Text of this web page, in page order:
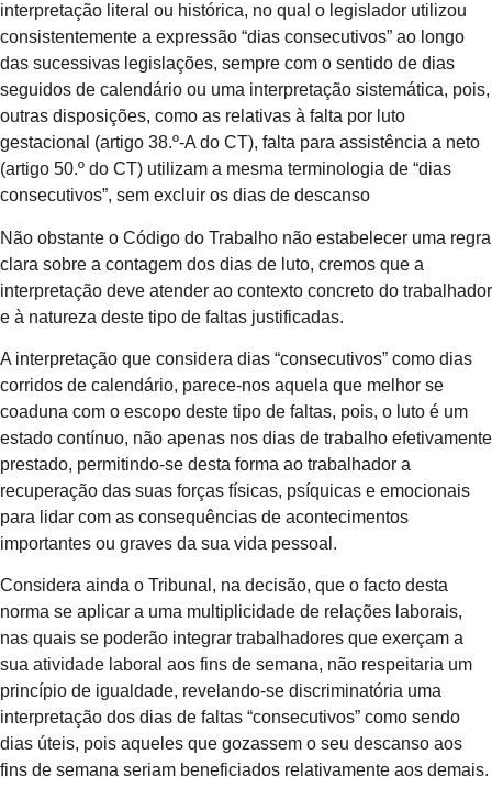
interpretação literal ou histórica, no qual o legislador utilizou
consistentemente a expressão “dias consecutivos” ao longo
das sucessivas legislações, sempre com o sentido de dias
seguidos de calendário ou uma interpretação sistemática, pois,
outras disposições, como as relativas à falta por luto
gestacional (artigo 38.º-A do CT), falta para assistência a neto
(artigo 50.º do CT) utilizam a mesma terminologia de “dias
consecutivos”, sem excluir os dias de descanso
Não obstante o Código do Trabalho não estabelecer uma regra
clara sobre a contagem dos dias de luto, cremos que a
interpretação deve atender ao contexto concreto do trabalhador
e à natureza deste tipo de faltas justificadas.
A interpretação que considera dias “consecutivos” como dias
corridos de calendário, parece-nos aquela que melhor se
coaduna com o escopo deste tipo de faltas, pois, o luto é um
estado contínuo, não apenas nos dias de trabalho efetivamente
prestado, permitindo-se desta forma ao trabalhador a
recuperação das suas forças físicas, psíquicas e emocionais
para lidar com as consequências de acontecimentos
importantes ou graves da sua vida pessoal.
Considera ainda o Tribunal, na decisão, que o facto desta
norma se aplicar a uma multiplicidade de relações laborais,
nas quais se poderão integrar trabalhadores que exerçam a
sua atividade laboral aos fins de semana, não respeitaria um
princípio de igualdade, revelando-se discriminatória uma
interpretação dos dias de faltas “consecutivos” como sendo
dias úteis, pois aqueles que gozassem o seu descanso aos
fins de semana seriam beneficiados relativamente aos demais.